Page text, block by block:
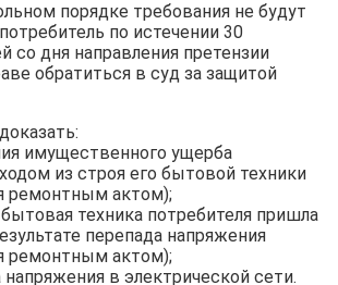
порядке требования не будут
по истечении 30
со дня направления претензии
обратиться в суд за защитой
имущественного ущерба
из строя его бытовой техники
ремонтным актом);
техника потребителя пришла
перепада напряжения
ремонтным актом);
в электрической сети.